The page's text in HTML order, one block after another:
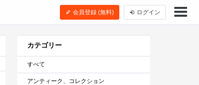
会員登録 (無料) ログイン
カテゴリー
すべて
アンティーク、コレクション